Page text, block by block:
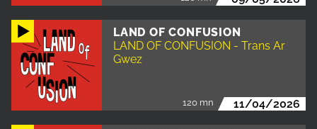
LAND OF CONFUSION
LAND OF CONFUSION - Trans Ar
Gwez
120 mn 11/04/2026